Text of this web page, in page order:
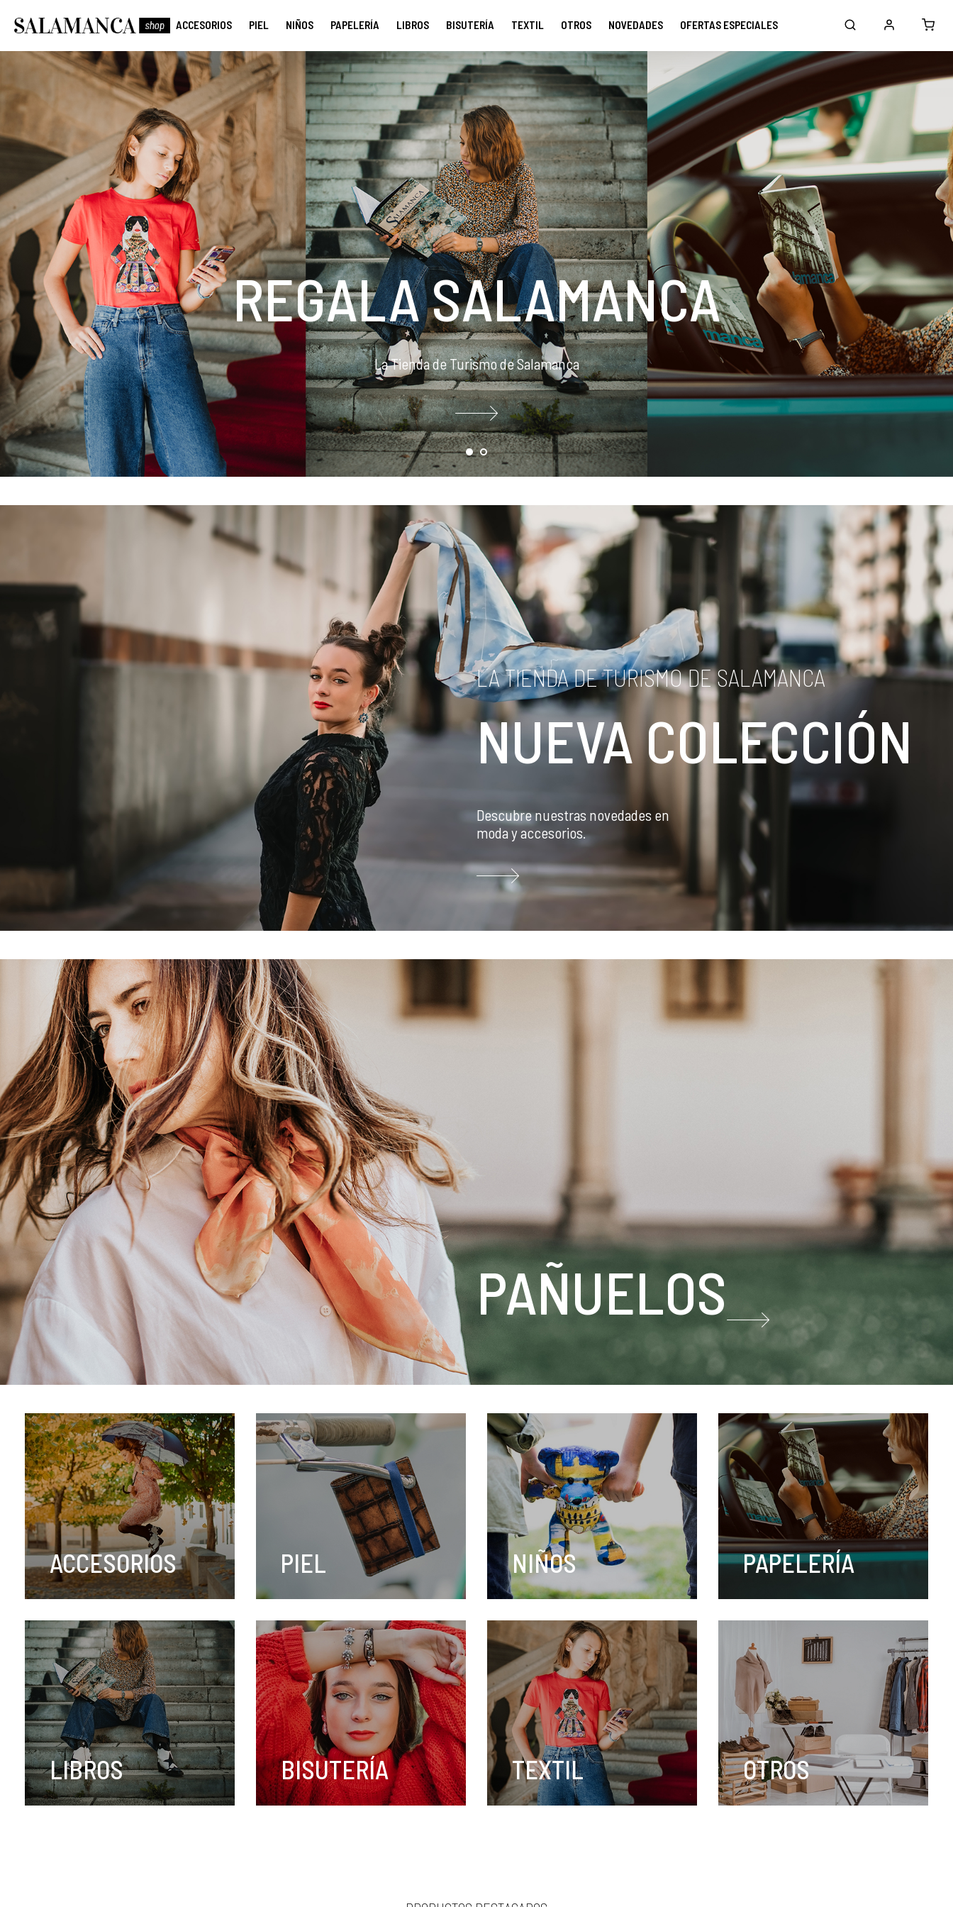
ACCESORIOS PIEL NIÑOS PAPELERÍA LIBROS BISUTERÍA TEXTIL OTROS NOVEDADES OFERTAS ESPECIALES
REGALA SALAMANCA
La Tienda de Turismo de Salamanca
LA TIENDA DE TURISMO DE SALAMANCA
NUEVA COLECCIÓN
Descubre nuestras novedades en
moda y accesorios.
PAÑUELOS
ACCESORIOS
COMPRAR AHORA
PIEL
COMPRAR AHORA
NIÑOS
COMPRAR AHORA
PAPELERÍA
COMPRAR AHORA
LIBROS BISUTERÍA TEXTIL OTROS